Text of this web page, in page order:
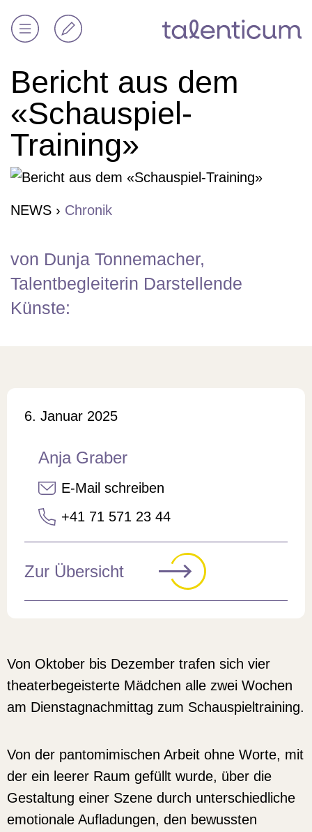
Bericht aus dem
«Schauspiel-
Training»
NEWS › Chronik
von Dunja Tonnemacher,
Talentbegleiterin Darstellende
Künste:
Veröffentlicht am
6. Januar 2025
Anja Graber
E-Mail schreiben
+41 71 571 23 44
Zur Übersicht
Von Oktober bis Dezember trafen sich vier
theaterbegeisterte Mädchen alle zwei Wochen
am Dienstagnachmittag zum Schauspieltraining.
Von der pantomimischen Arbeit ohne Worte, mit
der ein leerer Raum gefüllt wurde, über die
Gestaltung einer Szene durch unterschiedliche
emotionale Aufladungen, den bewussten